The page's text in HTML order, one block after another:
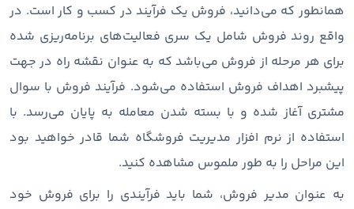
همانطور که می‌دانید، فروش یک فرآیند در کسب و کار است. در
واقع روند فروش شامل یک سری فعالیت‌های برنامه‌ریزی شده
برای هر مرحله از فروش می‌باشد که به عنوان نقشه راه در جهت
پیشبرد اهداف فروش استفاده می‌شود. فرآیند فروش با سوال
مشتری آغاز شده و با بسته شدن معامله به پایان می‌رسد. با
استفاده از نرم افزار مدیریت فروشگاه شما قادر خواهید بود
این مراحل را به طور ملموس مشاهده کنید.
به عنوان مدیر فروش، شما باید فرآیندی را برای فروش خود